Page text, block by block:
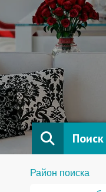
Район поиска